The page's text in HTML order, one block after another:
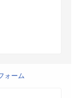
ォーム